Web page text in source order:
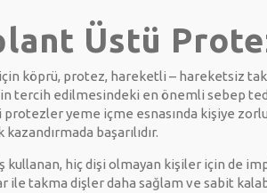
Üstü
için köprü, protez, hareketli – hareketsiz
tercih edilmesindeki en önemli sebep
yeme içme esnasında kişiye
başarılıdır.
kullanan, hiç dişi olmayan kişiler için de
ile takma dişler daha sağlam ve sabit